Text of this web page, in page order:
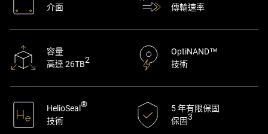
介面
傳輸速率
容量
高達 26TB2
OptiNAND™
技術
HelioSeal ®
技術
5 年有限保固
保固3